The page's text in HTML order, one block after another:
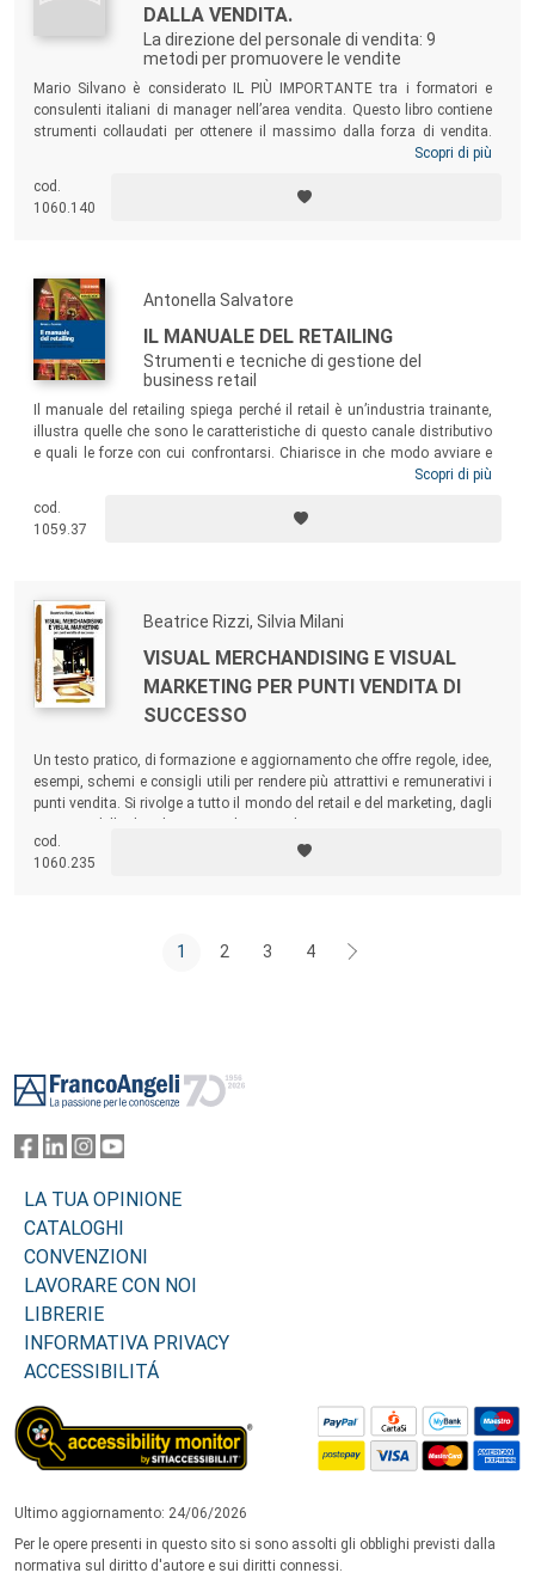
DALLA VENDITA.
La direzione del personale di vendita: 9
metodi per promuovere le vendite
Mario Silvano è considerato IL PIÙ IMPORTANTE tra i formatori e
consulenti italiani di manager nell’area vendita. Questo libro contiene
strumenti collaudati per ottenere il massimo dalla forza di vendita.
Riuscirà prezioso a tutto il personale della Direzione centrale e
(capi area, capi distretto, ispettori e capi filiale) e ai venditori ed agenti
che vogliono crescere professionalmente.
Scopri di più
cod.
1060.140
Antonella Salvatore
IL MANUALE DEL RETAILING
Strumenti e tecniche di gestione del
business retail
Il manuale del retailing spiega perché il retail è un’industria trainante,
illustra quelle che sono le caratteristiche di questo canale distributivo
e quali le forze con cui confrontarsi. Chiarisce in che modo avviare e
gestire un’attività retail, spiega quali sono gli strumenti a disposizione
studenti delle facoltà e dei master in ambito marketing, economia,
management, ma rivolto anche al mondo dei professionisti.
Scopri di più
cod.
1059.37
Beatrice Rizzi, Silvia Milani
VISUAL MERCHANDISING E VISUAL
MARKETING PER PUNTI VENDITA DI
SUCCESSO
Un testo pratico, di formazione e aggiornamento che offre regole, idee,
esempi, schemi e consigli utili per rendere più attrattivi e remunerativi i
punti vendita. Si rivolge a tutto il mondo del retail e del marketing, dagli
cod.
1060.235
1 2 3 4
LA TUA OPINIONE
CATALOGHI
CONVENZIONI
LAVORARE CON NOI
LIBRERIE
INFORMATIVA PRIVACY
ACCESSIBILITÁ
Ultimo aggiornamento: 24/06/2026
Per le opere presenti in questo sito si sono assolti gli obblighi previsti dalla
normativa sul diritto d'autore e sui diritti connessi.